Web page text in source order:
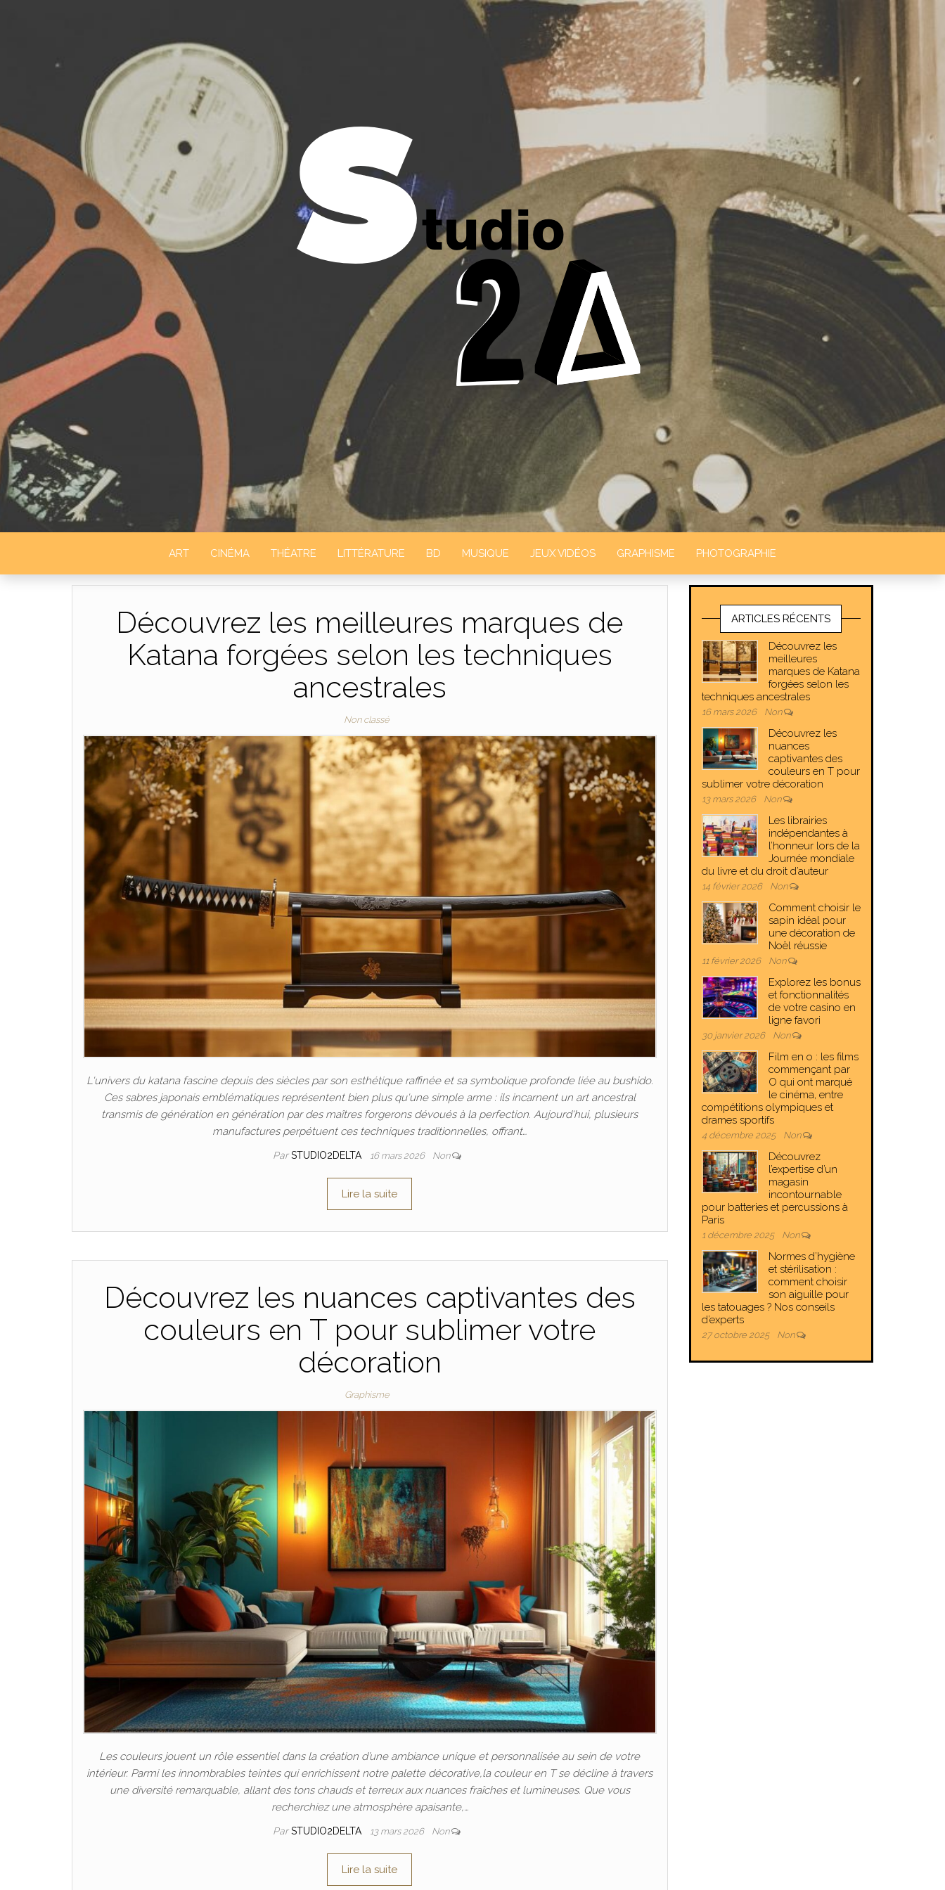
STUDIO 2 DELTA
ART CINÉMA THÉATRE LITTÉRATURE BD MUSIQUE JEUX VIDÉOS GRAPHISME PHOTOGRAPHIE
Découvrez les meilleures marques de
Katana forgées selon les techniques
ancestrales
Non classé
L'univers du katana fascine depuis des siècles par son esthétique raffinée et sa symbolique profonde liée au bushido.
Ces sabres japonais emblématiques représentent bien plus qu'une simple arme : ils incarnent un art ancestral
transmis de génération en génération par des maîtres forgerons dévoués à la perfection. Aujourd'hui, plusieurs
manufactures perpétuent ces techniques traditionnelles, offrant…
ParSTUDIO2DELTA 16 mars 2026 Non
Lire la suite
Découvrez les nuances captivantes des
couleurs en T pour sublimer votre
décoration
Graphisme
Les couleurs jouent un rôle essentiel dans la création d’une ambiance unique et personnalisée au sein de votre
intérieur. Parmi les innombrables teintes qui enrichissent notre palette décorative,la couleur en T se décline à travers
une diversité remarquable, allant des tons chauds et terreux aux nuances fraîches et lumineuses. Que vous
recherchiez une atmosphère apaisante,…
ParSTUDIO2DELTA 13 mars 2026 Non
Lire la suite
ARTICLES RÉCENTS
Découvrez les
meilleures
marques de Katana
forgées selon les
techniques ancestrales
16 mars 2026 Non
Découvrez les
nuances
captivantes des
couleurs en T pour
sublimer votre décoration
13 mars 2026 Non
Les librairies
indépendantes à
l’honneur lors de la
Journée mondiale
du livre et du droit d’auteur
14 février 2026 Non
Comment choisir le
sapin idéal pour
une décoration de
Noël réussie
11 février 2026 Non
Explorez les bonus
et fonctionnalités
de votre casino en
ligne favori
30 janvier 2026 Non
Film en o : les films
commençant par
O qui ont marqué
le cinéma, entre
compétitions olympiques et
drames sportifs
4 décembre 2025 Non
Découvrez
l’expertise d’un
magasin
incontournable
pour batteries et percussions à
Paris
1 décembre 2025 Non
Normes d’hygiène
et stérilisation :
comment choisir
son aiguille pour
les tatouages ? Nos conseils
d’experts
27 octobre 2025 Non